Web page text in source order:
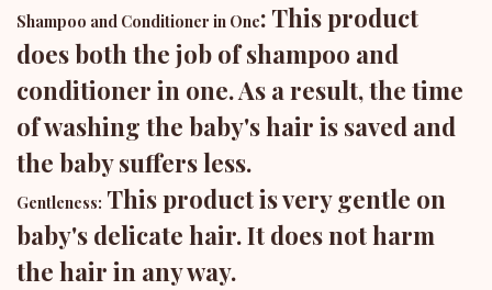
Shampoo and Conditioner in One: This product
does both the job of shampoo and
conditioner in one. As a result, the time
of washing the baby's hair is saved and
the baby suffers less.
Gentleness: This product is very gentle on
baby's delicate hair. It does not harm
the hair in any way.